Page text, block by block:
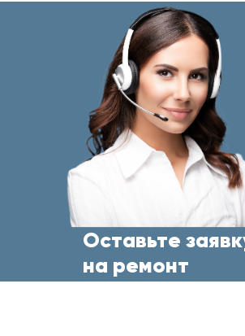
Оставьте
на ремонт